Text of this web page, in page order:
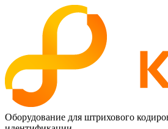
Оборудование для штрихового